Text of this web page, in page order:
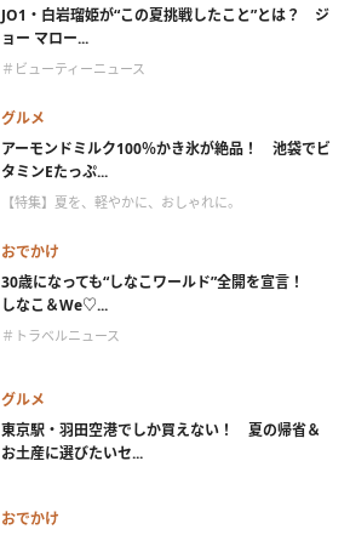
JO1・白岩瑠姫が“この夏挑戦したこと”とは？ ジ
ョー マロー...
＃ビューティーニュース
グルメ
アーモンドミルク100％かき氷が絶品！ 池袋でビ
タミンEたっぷ...
【特集】夏を、軽やかに、おしゃれに。
おでかけ
30歳になっても“しなこワールド”全開を宣言！
しなこ＆We♡...
＃トラベルニュース
グルメ
東京駅・羽田空港でしか買えない！ 夏の帰省＆
お土産に選びたいセ...
おでかけ